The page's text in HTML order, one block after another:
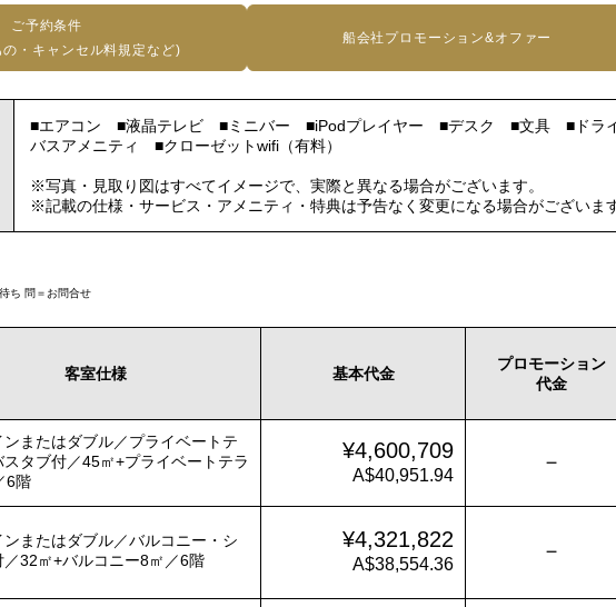
ご予約条件
・キャンセル料規定など)
船会社プロモーション&オファー
■エアコン ■液晶テレビ ■ミニバー ■iPodプレイヤー ■デスク ■文具 ■ドラ
バスアメニティ ■クローゼットwifi（有料）
※写真・見取り図はすべてイメージで、実際と異なる場合がございます。
※記載の仕様・サービス・アメニティ・特典は予告なく変更になる場合がございます
ち 問＝お問合せ
客室仕様 基本代金
プロモーション
代金
ンまたはダブル／プライベートテ
スタブ付／45㎡+プライベートテラ
6階
¥4,600,709
A$40,951.94
－
ンまたはダブル／バルコニー・シ
／32㎡+バルコニー8㎡／6階
¥4,321,822
A$38,554.36
－